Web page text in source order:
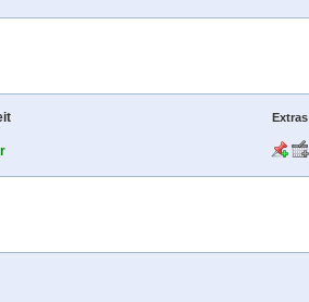
Extras